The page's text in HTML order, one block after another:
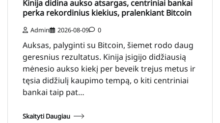
Kinija didina aukso atsargas, centriniai bankai
perka rekordinius kiekius, pralenkiant Bitcoin
Admin 2026-08-09 0
Auksas, palyginti su Bitcoin, šiemet rodo daug
geresnius rezultatus. Kinija įsigijo didžiausią
mėnesio aukso kiekį per beveik trejus metus ir
tęsia didžiulį kaupimo tempą, o kiti centriniai
bankai taip pat…
Skaityti Daugiau